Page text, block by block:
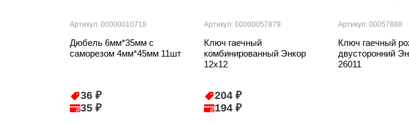
Артикул: 00000010718
Дюбель 6мм*35мм с
саморезом 4мм*45мм 11шт
36 ₽
35 ₽
Артикул: 00000057879
Ключ гаечный
комбинированный Энкор
12х12
204 ₽
194 ₽
Артикул: 00057888
Ключ гаечный
двусторонний
26011